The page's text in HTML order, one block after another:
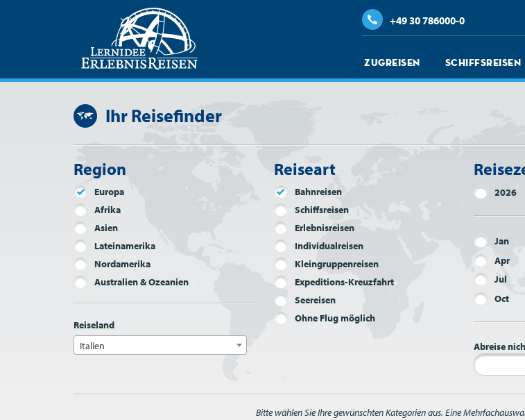
+49 30 786000-0
Zugreisen Schiffsreisen
Ihr Reisefinder
Region
Europa
Afrika
Asien
Lateinamerika
Nordamerika
Australien & Ozeanien
Reiseland
Italien
Reiseart
Bahnreisen
Schiffsreisen
Erlebnisreisen
Individualreisen
Kleingruppenreisen
Expeditions-Kreuzfahrt
Seereisen
Ohne Flug möglich
2026
Jan
Apr
Jul
Oct
Abreise
Bitte wählen Sie Ihre gewünschten Kategorien aus. Eine